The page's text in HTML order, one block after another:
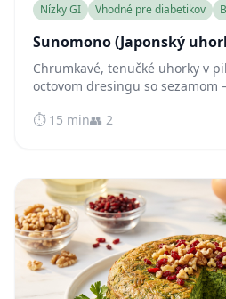
Nízky GI Vhodné pre diabetikov
Sunomono (Japonský
Chrumkavé, tenučké uhorky v
octovom dresingu so
stabilnú hladinu cukru v krvi.
⏱️ 15 min👥 2